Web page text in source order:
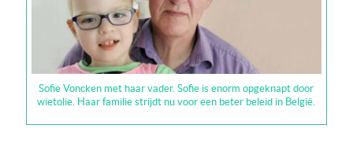
Sofie Voncken met haar vader. Sofie is enorm opgeknapt door
wietolie. Haar familie strijdt nu voor een beter beleid in België.